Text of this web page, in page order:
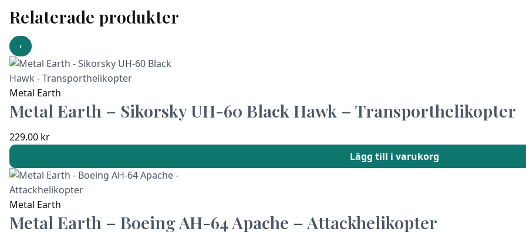
Relaterade produkter
‹
Metal Earth
Metal Earth – Sikorsky UH-60 Black Hawk – Transporthelikopter
229.00 kr
Lägg till i varukorg
Metal Earth
Metal Earth – Boeing AH-64 Apache – Attackhelikopter